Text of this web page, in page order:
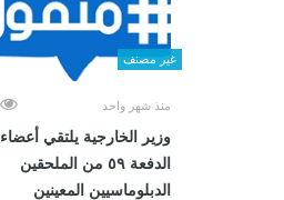
غير مصنف
منذ شهر واحد
وزير الخارجية يلتقي أعضاء
الدفعة ٥٩ من الملحقين
الدبلوماسيين المعينين